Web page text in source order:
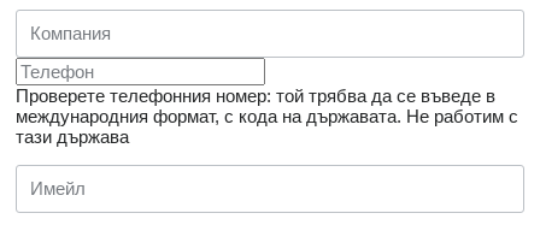
Проверете телефонния номер: той трябва да се въведе в
международния формат, с кода на държавата. Не работим с
тази държава